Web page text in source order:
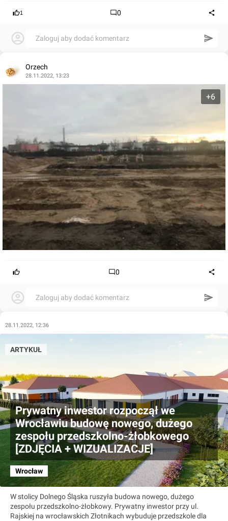
1 0
Zaloguj aby dodać komentarz
Orzech
28.11.2022, 13:23
+6
0
Zaloguj aby dodać komentarz
28.11.2022, 12:36
Prywatny inwestor rozpoczął we
Wrocławiu budowę nowego, dużego
zespołu przedszkolno-żłobkowego
[ZDJĘCIA + WIZUALIZACJE]
Wrocław
ARTYKUŁ
W stolicy Dolnego Śląska ruszyła budowa nowego, dużego
zespołu przedszkolno-żłobkowy. Prywatny inwestor przy ul.
Rajskiej na wrocławskich Złotnikach wybuduje przedszkole dla